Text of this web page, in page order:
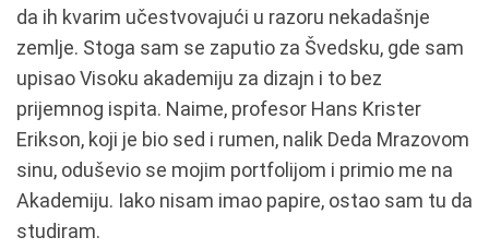
da ih kvarim učestvovajući u razoru nekadašnje
zemlje. Stoga sam se zaputio za Švedsku, gde sam
upisao Visoku akademiju za dizajn i to bez
prijemnog ispita. Naime, profesor Hans Krister
Erikson, koji je bio sed i rumen, nalik Deda Mrazovom
sinu, oduševio se mojim portfolijom i primio me na
Akademiju. Iako nisam imao papire, ostao sam tu da
studiram.